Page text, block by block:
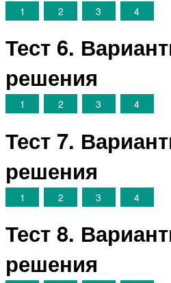
1 2 3 4
Тест 6.
решения
1 2 3 4
Тест 7.
решения
1 2 3 4
Тест 8.
решения